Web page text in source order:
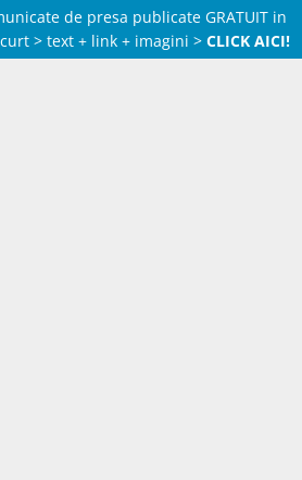
de presa publicate GRATUIT in
> text + link + imagini > CLICK AICI!